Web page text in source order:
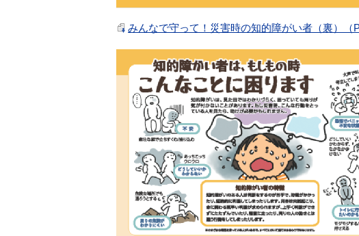
みんなで守って！災害時の知的障がい者（裏）（